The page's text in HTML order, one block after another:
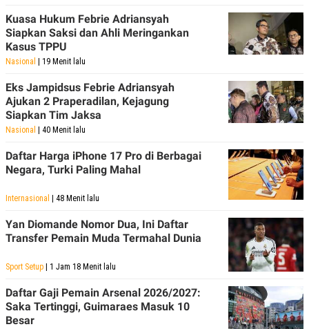
Kuasa Hukum Febrie Adriansyah
Siapkan Saksi dan Ahli Meringankan
Kasus TPPU
Nasional | 19 Menit lalu
Eks Jampidsus Febrie Adriansyah
Ajukan 2 Praperadilan, Kejagung
Siapkan Tim Jaksa
Nasional | 40 Menit lalu
Daftar Harga iPhone 17 Pro di Berbagai
Negara, Turki Paling Mahal
Internasional | 48 Menit lalu
Yan Diomande Nomor Dua, Ini Daftar
Transfer Pemain Muda Termahal Dunia
Sport Setup | 1 Jam 18 Menit lalu
Daftar Gaji Pemain Arsenal 2026/2027:
Saka Tertinggi, Guimaraes Masuk 10
Besar